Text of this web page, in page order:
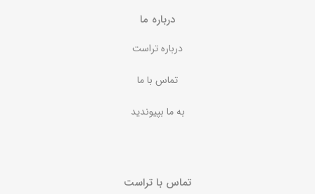
درباره ما
درباره تراست
تماس با ما
به ما بپیوندید
تماس با تراست